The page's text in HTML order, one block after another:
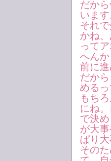
だか
います
それ
かね
って
へん
前に
だか
める
もち
にね
で決
が大
ぱり大
その